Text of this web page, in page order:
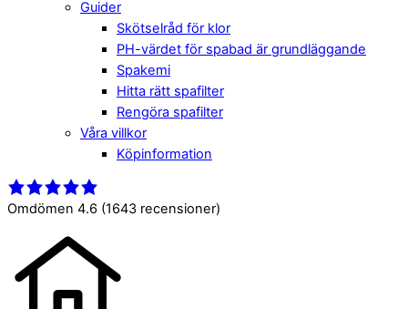
Guider
Skötselråd för klor
PH-värdet för spabad är grundläggande
Spakemi
Hitta rätt spafilter
Rengöra spafilter
Våra villkor
Köpinformation
Close
Menu
Menu
Omdömen 4.6 (1643 recensioner)